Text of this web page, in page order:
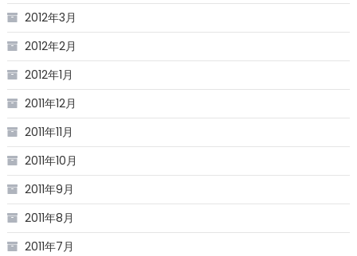
2012年3月
2012年2月
2012年1月
2011年12月
2011年11月
2011年10月
2011年9月
2011年8月
2011年7月